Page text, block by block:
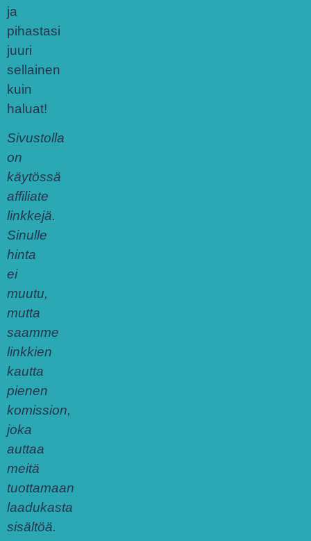
ja
pihastasi
juuri
sellainen
kuin
haluat!
Sivustolla
on
käytössä
affiliate
linkkejä.
Sinulle
hinta
ei
muutu,
mutta
saamme
linkkien
kautta
pienen
komission,
joka
auttaa
meitä
tuottamaan
laadukasta
sisältöä.